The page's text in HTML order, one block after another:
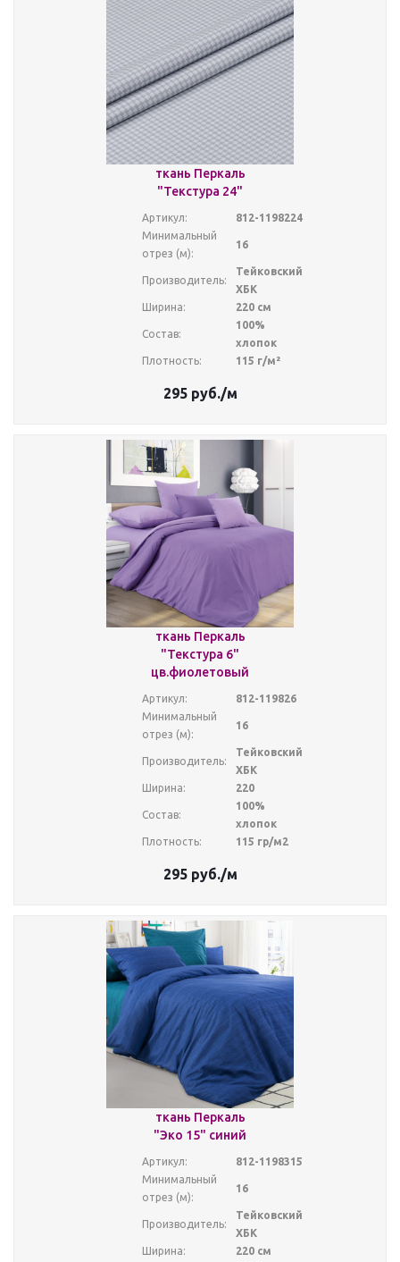
ткань Перкаль
"Текстура 24"
Артикул:
812-1198224
Минимальный
отрез (м):
16
Производитель:
Тейковский
ХБК
Ширина:
220 см
Состав:
100%
хлопок
Плотность:
115 г/м²
295руб./м
ткань Перкаль
"Текстура 6"
цв.фиолетовый
Артикул:
812-119826
Минимальный
отрез (м):
16
Производитель:
Тейковский
ХБК
Ширина:
220
Состав:
100%
хлопок
Плотность:
115 гр/м2
295руб./м
ткань Перкаль
"Эко 15" синий
Артикул:
812-1198315
Минимальный
отрез (м):
16
Производитель:
Тейковский
ХБК
Ширина:
220 см